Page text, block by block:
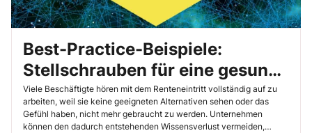
Best-Practice-Beispiele:
Stellschrauben für eine gesunde
Beschäftigung älterer
Mitarbeiter
Viele Beschäftigte hören mit dem Renteneintritt vollständig auf zu
arbeiten, weil sie keine geeigneten Alternativen sehen oder das
Gefühl haben, nicht mehr gebraucht zu werden. Unternehmen
können den dadurch entstehenden Wissensverlust vermeiden,